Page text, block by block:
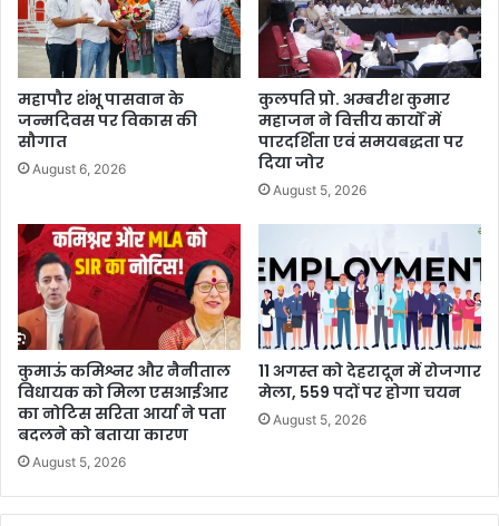
महापौर शंभू पासवान के
जन्मदिवस पर विकास की
सौगात
August 6, 2026
कुलपति प्रो. अम्बरीश कुमार
महाजन ने वित्तीय कार्यों में
पारदर्शिता एवं समयबद्धता पर
दिया जोर
August 5, 2026
कुमाऊं कमिश्नर और नैनीताल
विधायक को मिला एसआईआर
का नोटिस सरिता आर्या ने पता
बदलने को बताया कारण
August 5, 2026
11 अगस्त को देहरादून में रोजगार
मेला, 559 पदों पर होगा चयन
August 5, 2026